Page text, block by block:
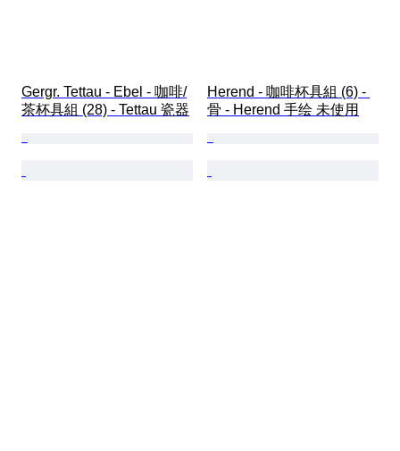
Gergr. Tettau - Ebel - 咖啡/
茶杯具組 (28) - Tettau 瓷器
Herend - 咖啡杯具組 (6) -
骨 - Herend 手绘 未使用